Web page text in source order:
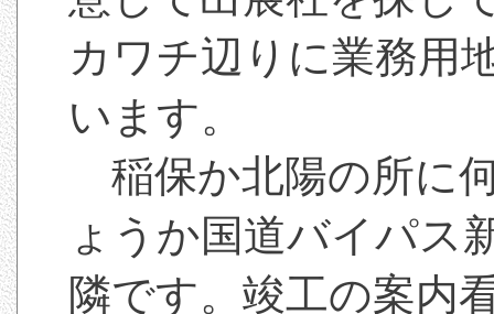
カワチ辺りに業務用
います。
稲保か北陽の所に
ょうか国道バイパス
隣です。竣工の案内